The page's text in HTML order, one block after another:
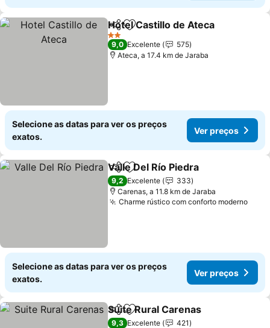
PartilharAdicionar aos favoritos
Hotel Castillo de Ateca
2 Estrelas
9,0 Excelente
575
Ateca, a 17.4 km de Jaraba
Selecione as datas para ver os preços
exatos.
Ver preços
PartilharAdicionar aos favoritos
Valle Del Río Piedra
9,2 Excelente
333
Carenas, a 11.8 km de Jaraba
Charme rústico com conforto modernoVer
Selecione as datas para ver os preços
exatos.
Ver preços
PartilharAdicionar aos favoritos
Suite Rural Carenas
9,3 Excelente
421